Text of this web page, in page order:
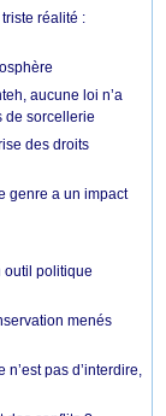
réalité :
aucune loi n’a
de sorcellerie
des droits
genre a un impact
outil politique
menés
pas d’interdire,